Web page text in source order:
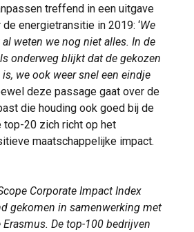
treffend in een uitgave
energietransitie in 2019: ‘We
weten we nog niet alles. In de
onderweg blijkt dat de gekozen
we ook weer snel een eindje
deze passage gaat over de
die houding ook goed bij de
top-20 zich richt op het
maatschappelijke impact.
Corporate Impact Index
gekomen in samenwerking met
De top-100 bedrijven